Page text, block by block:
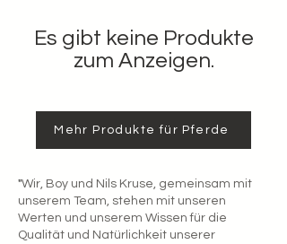
Es gibt keine Produkte
zum Anzeigen.
Mehr Produkte für Pferde
"Wir, Boy und Nils Kruse, gemeinsam mit
unserem Team, stehen mit unseren
Werten und unserem Wissen für die
Qualität und Natürlichkeit unserer